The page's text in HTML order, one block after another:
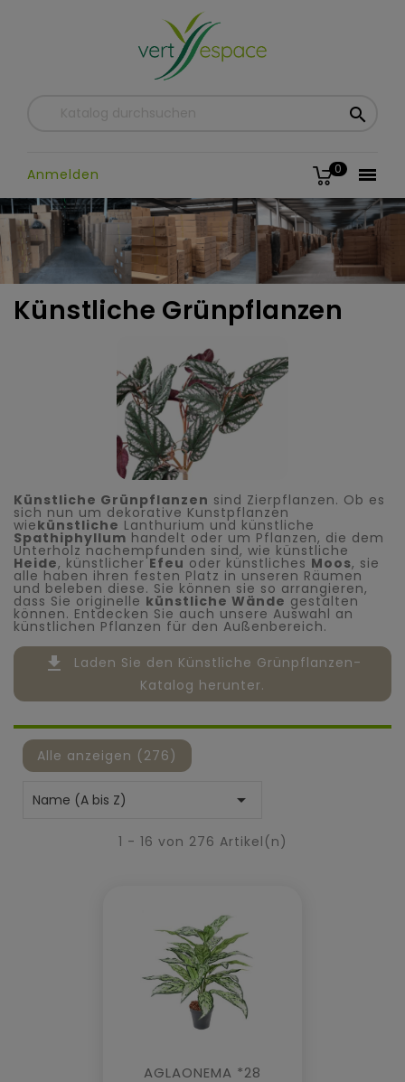


0
Anmelden
Künstliche Grünpflanzen
Künstliche Grünpflanzen sind Zierpflanzen. Ob es
sich nun um dekorative Kunstpflanzen
wiekünstliche Lanthurium und künstliche
Spathiphyllum handelt oder um Pflanzen, die dem
Unterholz nachempfunden sind, wie künstliche
Heide, künstlicherEfeu oder künstliches Moos, sie
alle haben ihren festen Platz in unseren Räumen
und beleben diese. Sie können sie so arrangieren,
dass Sie originelle künstliche Wände gestalten
können. Entdecken Sie auch unsere Auswahl an
künstlichen Pflanzen für den Außenbereich.
file_download
Laden Sie den Künstliche Grünpflanzen-
Katalog herunter.
Alle anzeigen (276)
Name (A bis Z) 
1 - 16 von 276 Artikel(n)
AGLAONEMA *28